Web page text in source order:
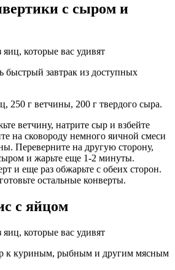
с сыром и
завтрак из доступных
250 г ветчины, 200 г твердого сыра.
ветчину, натрите сыр и взбейте
на сковороду немного яичной смеси
Переверните на другую сторону,
и жарьте еще 1-2 минуты.
и еще раз обжарьте с обеих сторон.
остальные конверты.
с яйцом
к куриным, рыбным и другим мясным